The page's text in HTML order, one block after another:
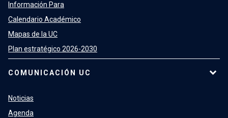
Información Para
Calendario Académico
Mapas de la UC
Plan estratégico 2026-2030
COMUNICACIÓN UC
Noticias
Agenda